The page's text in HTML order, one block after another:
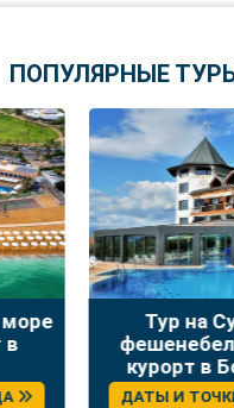
ПОПУЛЯРНЫЕ
Тур на
курорт в
отдыхом и
ДАТЫ И ТОЧКИ